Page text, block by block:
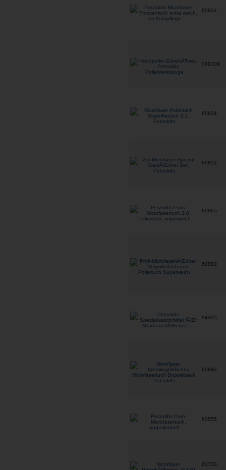
60831
049109
60834
60852
60865
60880
94305
60842
60855
60730